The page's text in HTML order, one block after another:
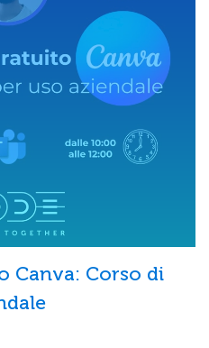
Canva: Corso di